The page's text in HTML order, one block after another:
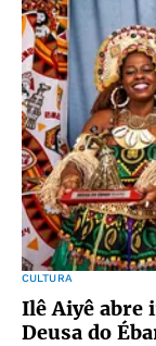
CULTURA
Ilê Aiyê abre
Deusa do